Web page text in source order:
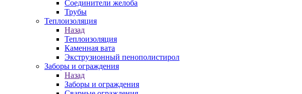
Соединители желоба
Трубы
Теплоизоляция
Назад
Теплоизоляция
Каменная вата
Экструзионный пенополистирол
Заборы и ограждения
Назад
Заборы и ограждения